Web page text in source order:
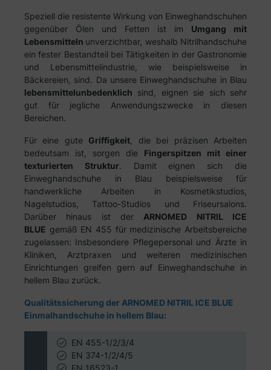
Speziell die resistente Wirkung von Einweghandschuhen
gegenüber Ölen und Fetten ist im Umgang mit
Lebensmitteln unverzichtbar, weshalb Nitrilhandschuhe
ein fester Bestandteil bei Tätigkeiten in der Gastronomie
und Lebensmittelindustrie, wie beispielsweise in
Bäckereien, sind. Da unsere Einweghandschuhe in Blau
lebensmittelunbedenklich sind, eignen sie sich sehr
gut für jegliche Anwendungszwecke in diesen
Bereichen.
Für eine gute Griffigkeit , die bei präzisen Arbeiten
bedeutsam ist, sorgen die Fingerspitzen mit einer
texturierten Struktur. Damit eignen sich die
Einweghandschuhe in Blau beispielsweise für
handwerkliche Arbeiten in Kosmetikstudios,
Nagelstudios, Tattoo-Studios und Friseursalons.
Darüber hinaus ist der ARNOMED NITRIL ICE
BLUE gemäß EN 455 für medizinische Arbeitsbereiche
zugelassen: Insbesondere Pflegepersonal und Ärzte in
Kliniken, Arztpraxen und weiteren medizinischen
Einrichtungen greifen gern auf Einweghandschuhe in
hellem Blau zurück.
Qualitätssicherung der ARNOMED NITRIL ICE BLUE
Einmalhandschuhe in hellem Blau:
EN 455-1/2/3/4
EN 374-1/2/4/5